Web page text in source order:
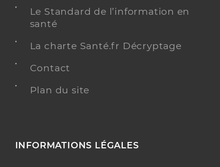
Le Standard de l’information en
santé
La charte Santé.fr Décryptage
Contact
Plan du site
INFORMATIONS LÉGALES